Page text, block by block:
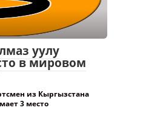
уулу
в мировом
из Кыргызстана
3 место